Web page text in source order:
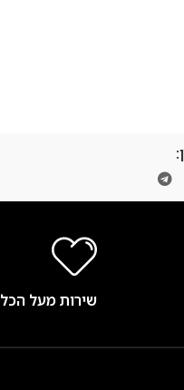
שירות מעל הכל